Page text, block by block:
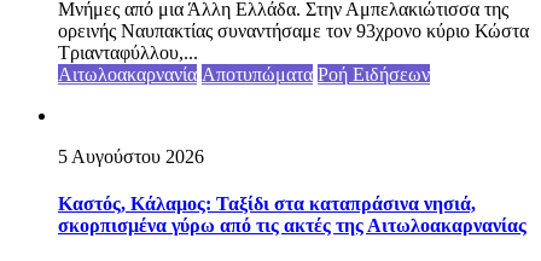
Μνήμες από μια Άλλη Ελλάδα. Στην Αμπελακιώτισσα της
ορεινής Ναυπακτίας συναντήσαμε τον 93χρονο κύριο Κώστα
Τριανταφύλλου,...
Αιτωλοακαρνανία Αποτυπώματα Ροή Ειδήσεων
5 Αυγούστου 2026
Καστός, Κάλαμος: Ταξίδι στα καταπράσινα νησιά,
σκορπισμένα γύρω από τις ακτές της Αιτωλοακαρνανίας